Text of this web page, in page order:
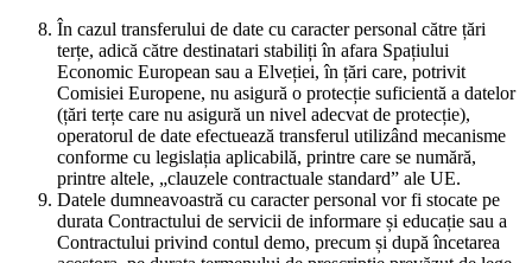
În cazul transferului de date cu caracter personal către țări
terțe, adică către destinatari stabiliți în afara Spațiului
Economic European sau a Elveției, în țări care, potrivit
Comisiei Europene, nu asigură o protecție suficientă a datelor
(țări terțe care nu asigură un nivel adecvat de protecție),
operatorul de date efectuează transferul utilizând mecanisme
conforme cu legislația aplicabilă, printre care se numără,
printre altele, „clauzele contractuale standard” ale UE.
Datele dumneavoastră cu caracter personal vor fi stocate pe
durata Contractului de servicii de informare și educație sau a
Contractului privind contul demo, precum și după încetarea